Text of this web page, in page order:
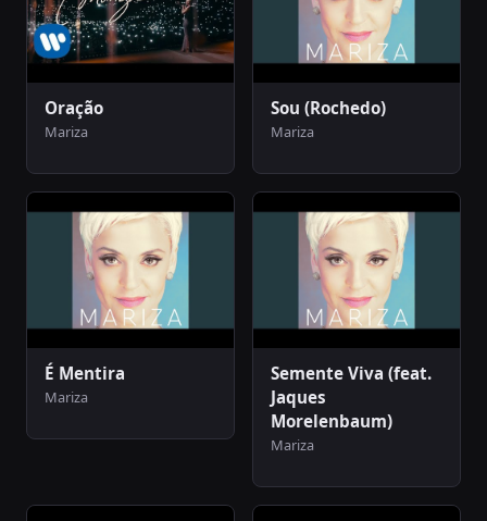
Oração
Mariza
Sou (Rochedo)
Mariza
É Mentira
Mariza
Semente Viva (feat.
Jaques
Morelenbaum)
Mariza